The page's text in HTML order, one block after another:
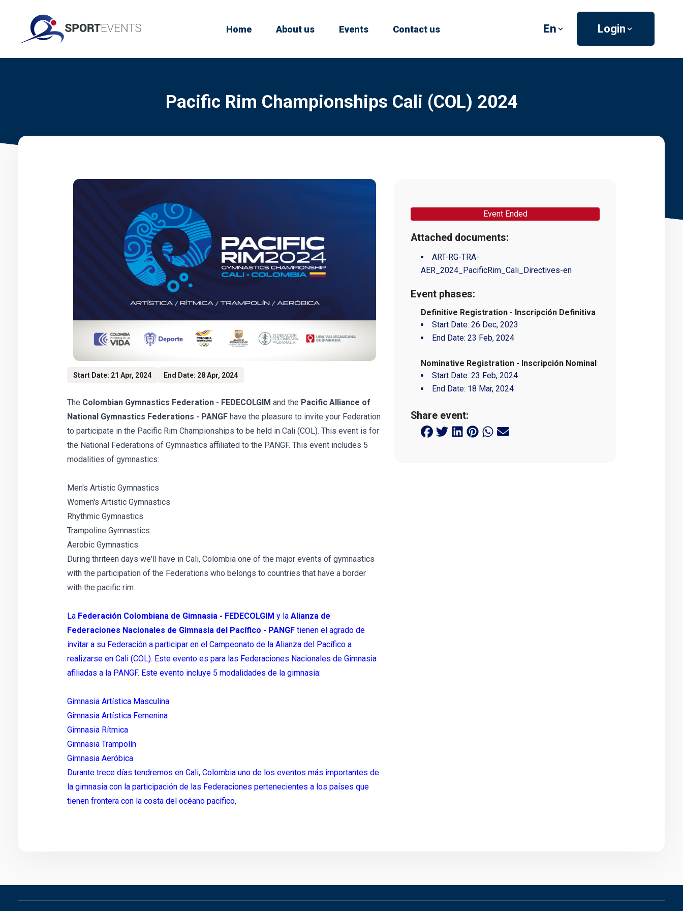
Home About us Events Contact us En Login
Pacific Rim Championships Cali (COL) 2024
Start Date: 21 Apr, 2024 End Date: 28 Apr, 2024
The Colombian Gymnastics Federation - FEDECOLGIM and the Pacific Alliance of
National Gymnastics Federations - PANGF have the pleasure to invite your Federation
to participate in the Pacific Rim Championships to be held in Cali (COL). This event is for
the National Federations of Gymnastics affiliated to the PANGF. This event includes 5
modalities of gymnastics:
Men's Artistic Gymnastics
Women's Artistic Gymnastics
Rhythmic Gymnastics
Trampoline Gymnastics
Aerobic Gymnastics
During thriteen days we'll have in Cali, Colombia one of the major events of gymnastics
with the participation of the Federations who belongs to countries that have a border
with the pacific rim.
La Federación Colombiana de Gimnasia - FEDECOLGIM y la Alianza de
Federaciones Nacionales de Gimnasia del Pacífico - PANGF tienen el agrado de
invitar a su Federación a participar en el Campeonato de la Alianza del Pacífico a
realizarse en Cali (COL). Este evento es para las Federaciones Nacionales de Gimnasia
afiliadas a la PANGF. Este evento incluye 5 modalidades de la gimnasia:
Gimnasia Artística Masculina
Gimnasia Artística Femenina
Gimnasia Rítmica
Gimnasia Trampolín
Gimnasia Aeróbica
Durante trece días tendremos en Cali, Colombia uno de los eventos más importantes de
la gimnasia con la participación de las Federaciones pertenecientes a los países que
tienen frontera con la costa del océano pacífico,
Event Ended
Attached documents:
ART-RG-TRA-
AER_2024_PacificRim_Cali_Directives-en
Event phases:
Definitive Registration - Inscripción Definitiva
Start Date: 26 Dec, 2023
End Date: 23 Feb, 2024
Nominative Registration - Inscripción Nominal
Start Date: 23 Feb, 2024
End Date: 18 Mar, 2024
Share event: